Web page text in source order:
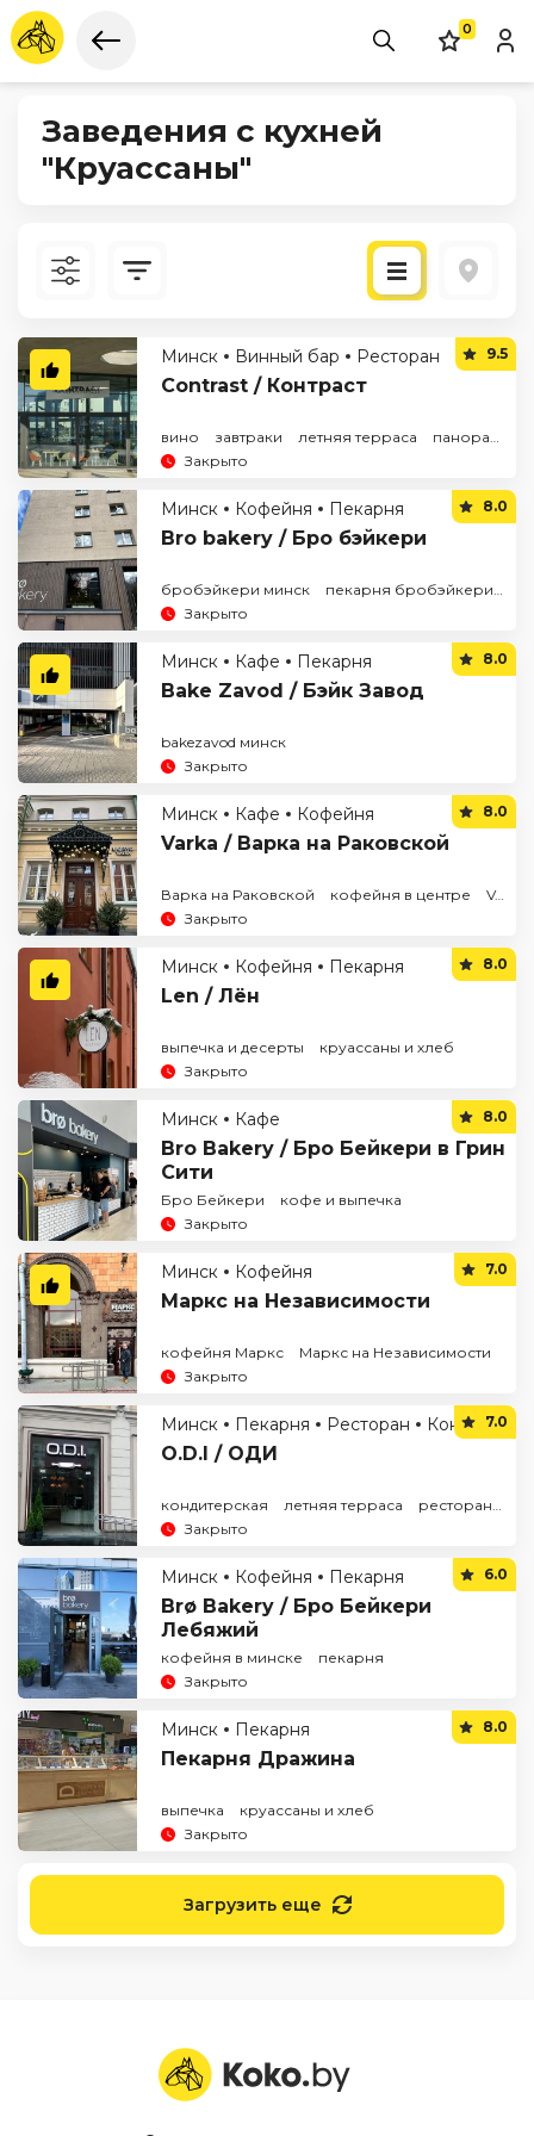
0
Заведения с кухней
"Круассаны"
По рейтингуМинск Винный бар Ресторан
Contrast / Контраст
9.5
вино завтраки летняя терраса
панорамный вид
Закрыто
Минск Кофейня Пекарня
Bro bakery / Бро бэйкери
8.0
бробэйкери минск
пекарня бробэйкери
Закрыто
Минск Кафе Пекарня
Bake Zavod / Бэйк Завод
8.0
bakezavod минск
Закрыто
Минск Кафе Кофейня
Varka / Варка на Раковской
8.0
Варка на Раковской кофейня в центре
Varka кофе
Закрыто
Минск Кофейня Пекарня
Len / Лён
8.0
выпечка и десерты
круассаны и хлеб
Закрыто
Минск Кафе
Bro Bakery / Бро Бейкери в Грин
Сити
8.0
Бро Бейкери
кофе и выпечка
Закрыто
Минск Кофейня
Маркс на Независимости
7.0
кофейня Маркс
Маркс на Независимости
Закрыто
Минск Пекарня Ресторан Кондитерская
O.D.I / ОДИ
7.0
кондитерская летняя терраса
ресторан в центре
Закрыто
Минск Кофейня Пекарня
Brø Bakery / Бро Бейкери
Лебяжий
6.0
кофейня в минске
пекарня
Закрыто
Минск Пекарня
Пекарня Дражина
8.0
выпечка
круассаны и хлеб
Закрыто
Загрузить еще